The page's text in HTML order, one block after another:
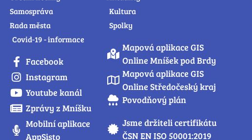
Samospráva
Rada města
Covid-19 - informace
Facebook
Instagram
Youtube kanál
Zprávy z Mníšku
Mobilní aplikace
AppSisto
Kultura
Spolky
Mapová aplikace GIS
Online Mníšek pod Brdy
Mapová aplikace GIS
Online Středočeský kraj
Povodňový plán
Jsme držiteli certifikátu
ČSN EN ISO 50001:2019